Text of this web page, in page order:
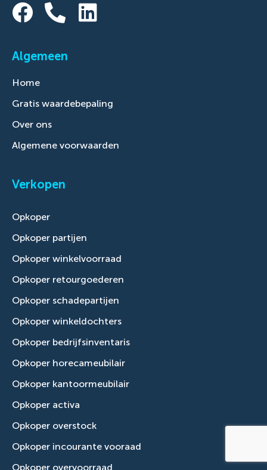
Algemeen
Home
Gratis waardebepaling
Over ons
Algemene voorwaarden
Verkopen
Opkoper
Opkoper partijen
Opkoper winkelvoorraad
Opkoper retourgoederen
Opkoper schadepartijen
Opkoper winkeldochters
Opkoper bedrijfsinventaris
Opkoper horecameubilair
Opkoper kantoormeubilair
Opkoper activa
Opkoper overstock
Opkoper incourante vooraad
Opkoper overvoorraad